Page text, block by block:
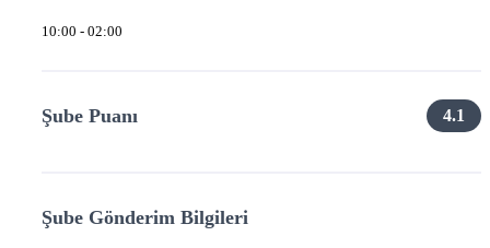
10:00 - 02:00
Şube Puanı 4.1
Şube Gönderim Bilgileri